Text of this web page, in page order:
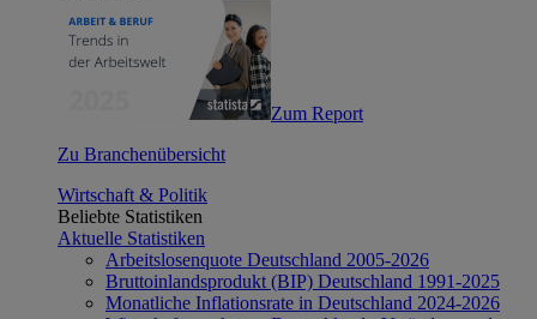
Zum Report
Zu Branchenübersicht
Wirtschaft & Politik
Beliebte Statistiken
Aktuelle Statistiken
Arbeitslosenquote Deutschland 2005-2026
Bruttoinlandsprodukt (BIP) Deutschland 1991-2025
Monatliche Inflationsrate in Deutschland 2024-2026